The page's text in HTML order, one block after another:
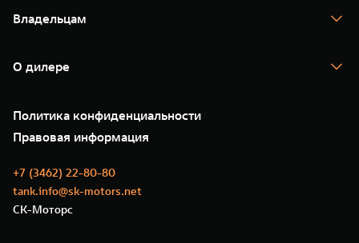
Тест-драйв
TANK Финансы
Корпоративным клиентам
Зарядные станции
Владельцам
Помощь на дороге
Новые цифровые сервисы TANK
Сервис
Нулевое ТО
Моторные масла
О дилере
35 лет GWM
GWM ТЕХ ДЕНЬ
Новости
Политика конфиденциальности
Правовая информация
+7 (3462) 22-80-80
tank.info@sk-motors.net
СК-Моторс